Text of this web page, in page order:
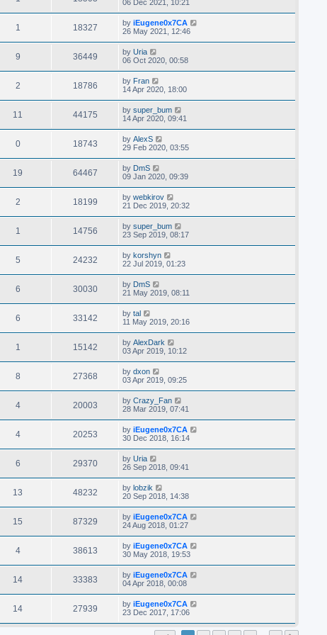
06 Dec 2021, 10:21
1 18327 by iEugene0x7CA
26 May 2021, 12:46
9 36449 by Uria
06 Oct 2020, 00:58
2 18786 by Fran
14 Apr 2020, 18:00
11 44175 by super_bum
14 Apr 2020, 09:41
0 18743 by AlexS
29 Feb 2020, 03:55
19 64467 by DmS
09 Jan 2020, 09:39
2 18199 by webkirov
21 Dec 2019, 20:32
1 14756 by super_bum
23 Sep 2019, 08:17
5 24232 by korshyn
22 Jul 2019, 01:23
6 30030 by DmS
21 May 2019, 08:11
6 33142 by tal
11 May 2019, 20:16
1 15142 by AlexDark
03 Apr 2019, 10:12
8 27368 by dxon
03 Apr 2019, 09:25
4 20003 by Crazy_Fan
28 Mar 2019, 07:41
4 20253 by iEugene0x7CA
30 Dec 2018, 16:14
6 29370 by Uria
26 Sep 2018, 09:41
13 48232 by lobzik
20 Sep 2018, 14:38
15 87329 by iEugene0x7CA
24 Aug 2018, 01:27
4 38613 by iEugene0x7CA
30 May 2018, 19:53
14 33383 by iEugene0x7CA
04 Apr 2018, 00:08
14 27939 by iEugene0x7CA
23 Dec 2017, 17:06